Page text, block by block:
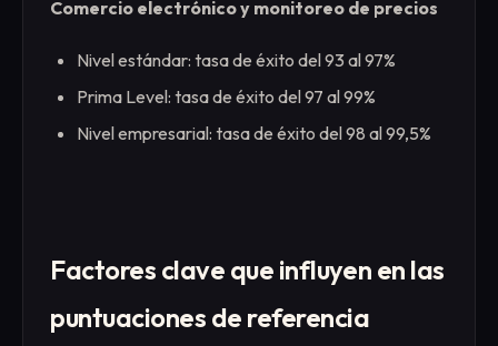
Comercio electrónico y monitoreo de precios
Nivel estándar: tasa de éxito del 93 al 97%
Prima Level: tasa de éxito del 97 al 99%
Nivel empresarial: tasa de éxito del 98 al 99,5%
Factores clave que influyen en las
puntuaciones de referencia